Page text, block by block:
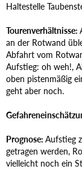
Haltestelle
Tourenverhältnisse:
an der Rotwand
Abfahrt vom
Aufstieg: oh weh!,
oben pistenmäßig
geht aber noch.
Prognose: Aufstieg
getragen werden,
vielleicht noch ein